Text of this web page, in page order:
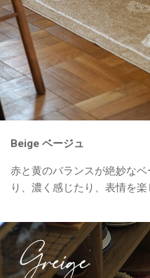
Beige ベージュ
赤と黄のバランスが絶妙な
り、濃く感じたり、表情を楽